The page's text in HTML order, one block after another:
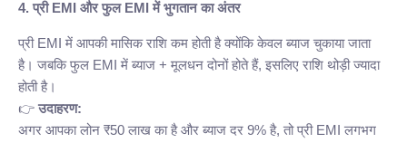
4. प्री EMI और फुल EMI में भुगतान का अंतर
प्री EMI में आपकी मासिक राशि कम होती है क्योंकि केवल ब्याज चुकाया जाता
है। जबकि फुल EMI में ब्याज + मूलधन दोनों होते हैं, इसलिए राशि थोड़ी ज्यादा
होती है।
👉 उदाहरण:
अगर आपका लोन ₹50 लाख का है और ब्याज दर 9% है, तो प्री EMI लगभग